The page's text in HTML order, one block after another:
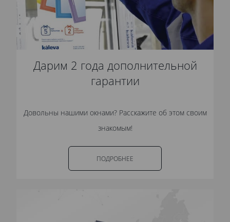
Дарим 2 года дополнительной
гарантии
Довольны нашими окнами? Расскажите об этом своим
знакомым!
ПОДРОБНЕЕ